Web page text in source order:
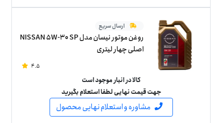
ارسال سریع
روغن موتور نیسان مدل NISSAN 5W-30 SP
اصلی چهار لیتری
4.5
کالا در انبار موجود است
جهت قیمت نهایی لطفا استعلام بگیرید
مشاوره و استعلام نهایی محصول